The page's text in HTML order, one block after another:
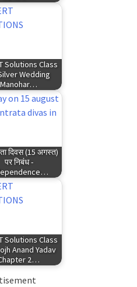
Solutions Class
Wedding
Manohar…
दिवस (15 अगस्त)
पर निबंध -
Solutions Class
Anand Yadav
2…